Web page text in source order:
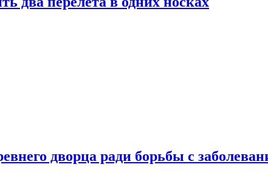
дворца ради борьбы с